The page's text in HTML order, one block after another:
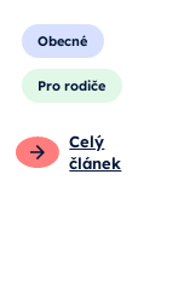
Obecné
Pro rodiče
Celý
článek